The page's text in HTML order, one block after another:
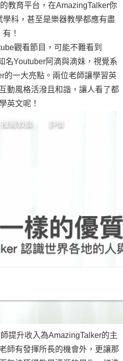
教育平台，在AmazingTalker你
科，甚至是樂器教學都應有盡
有！
觀看節目，可能不難看到
名Youtuber阿滴與滴妹，視覺系
的一大亮點。兩位老師讓學習英
動風格活潑且和諧，讓人看了都
英文呢！
提升收入為AmazingTalker的主
師有發揮所長的機會外，更讓那